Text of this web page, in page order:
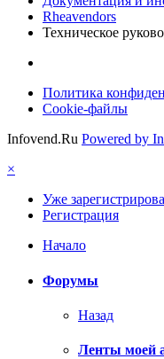
Rheavendors
Техническое
Политика
Cookie-файлы
Infovend.Ru Powered by
×
Уже
Регистрация
Начало
Форумы
Назад
Ленты моей